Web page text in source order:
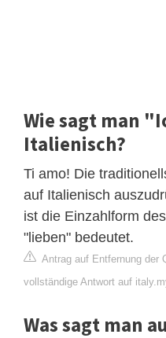
Wie sagt man
Italienisch?
Ti amo! Die
auf Italienisch
ist die Einzahlform
"lieben" bedeutet.
Antrag auf Entfernung der
vollständige Antwort auf
Was sagt man